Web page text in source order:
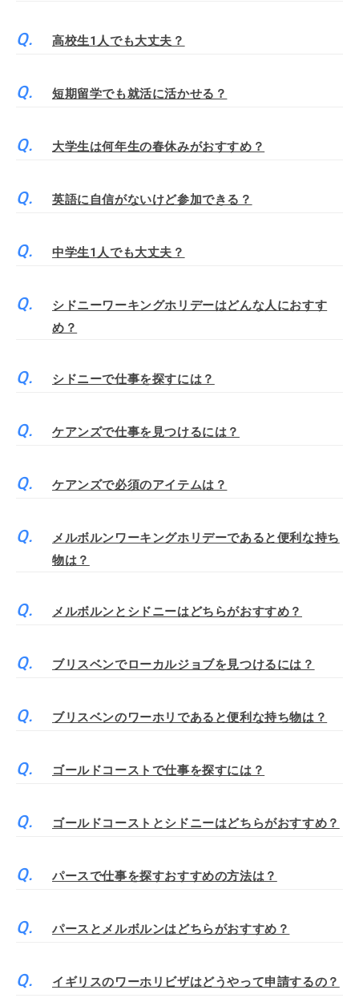
高校生1人でも大丈夫？
短期留学でも就活に活かせる？
大学生は何年生の春休みがおすすめ？
英語に自信がないけど参加できる？
中学生1人でも大丈夫？
シドニーワーキングホリデーはどんな人におすす
め？
シドニーで仕事を探すには？
ケアンズで仕事を見つけるには？
ケアンズで必須のアイテムは？
メルボルンワーキングホリデーであると便利な持ち
物は？
メルボルンとシドニーはどちらがおすすめ？
ブリスベンでローカルジョブを見つけるには？
ブリスベンのワーホリであると便利な持ち物は？
ゴールドコーストで仕事を探すには？
ゴールドコーストとシドニーはどちらがおすすめ？
パースで仕事を探すおすすめの方法は？
パースとメルボルンはどちらがおすすめ？
イギリスのワーホリビザはどうやって申請するの？